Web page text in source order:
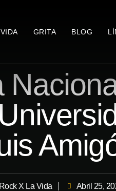
GRITA BLOG
X La Vida Abril 25,